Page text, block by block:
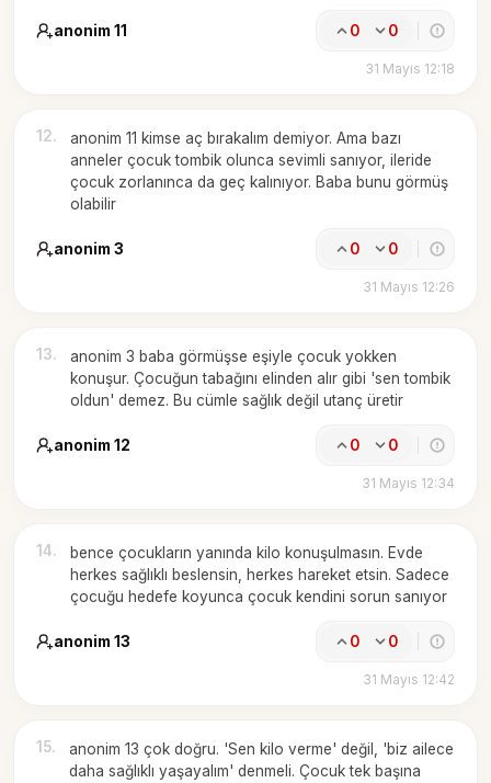
anonim 11 0 0
31 Mayıs 12:18
12.
anonim 11 kimse aç bırakalım demiyor. Ama bazı
anneler çocuk tombik olunca sevimli sanıyor, ileride
çocuk zorlanınca da geç kalınıyor. Baba bunu görmüş
olabilir
anonim 3 0 0
31 Mayıs 12:26
13.
anonim 3 baba görmüşse eşiyle çocuk yokken
konuşur. Çocuğun tabağını elinden alır gibi 'sen tombik
oldun' demez. Bu cümle sağlık değil utanç üretir
anonim 12 0 0
31 Mayıs 12:34
14.
bence çocukların yanında kilo konuşulmasın. Evde
herkes sağlıklı beslensin, herkes hareket etsin. Sadece
çocuğu hedefe koyunca çocuk kendini sorun sanıyor
anonim 13 0 0
31 Mayıs 12:42
15.
anonim 13 çok doğru. 'Sen kilo verme' değil, 'biz ailece
daha sağlıklı yaşayalım' denmeli. Çocuk tek başına